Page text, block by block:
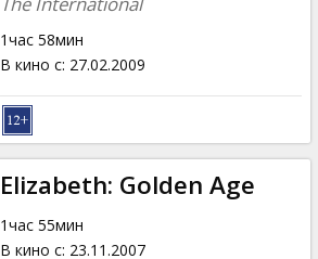
1час 58мин
В кино с: 27.02.2009
Elizabeth: Golden Age
1час 55мин
В кино с: 23.11.2007